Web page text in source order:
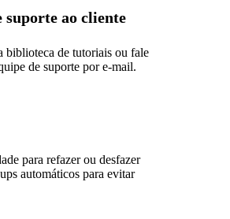
suporte ao cliente
biblioteca de tutoriais ou fale
de suporte por e-mail.
para refazer ou desfazer
automáticos para evitar